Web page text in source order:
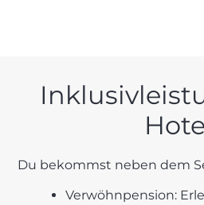
Du bekommst neben dem
Verwöhnpension: